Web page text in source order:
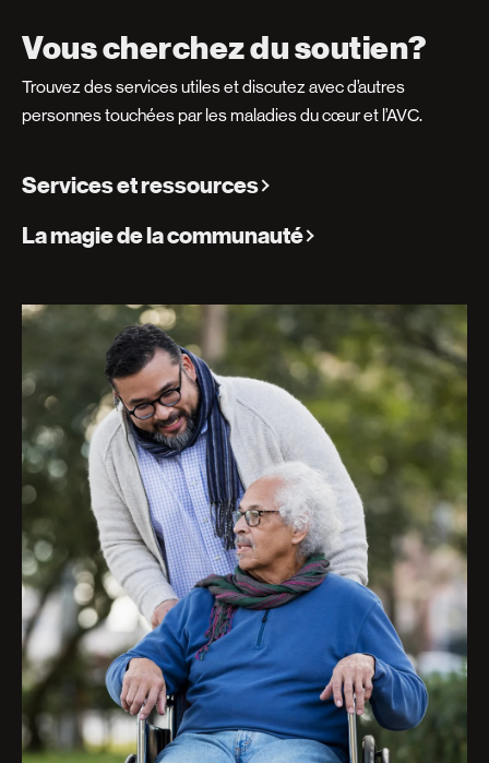
Vous cherchez du soutien?
Trouvez des services utiles et discutez avec d’autres
personnes touchées par les maladies du cœur et l’AVC.
Services et ressources
La magie de la communauté